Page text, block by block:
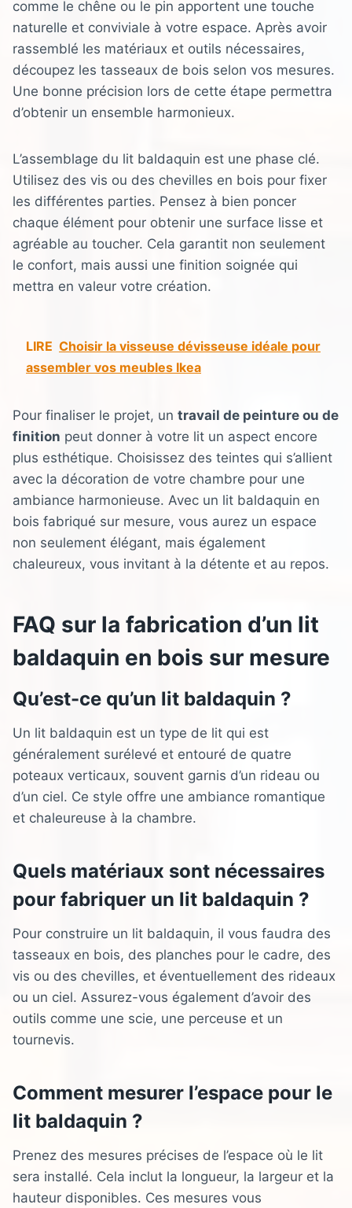
comme le chêne ou le pin apportent une touche
naturelle et conviviale à votre espace. Après avoir
rassemblé les matériaux et outils nécessaires,
découpez les tasseaux de bois selon vos mesures.
Une bonne précision lors de cette étape permettra
d’obtenir un ensemble harmonieux.
L’assemblage du lit baldaquin est une phase clé.
Utilisez des vis ou des chevilles en bois pour fixer
les différentes parties. Pensez à bien poncer
chaque élément pour obtenir une surface lisse et
agréable au toucher. Cela garantit non seulement
le confort, mais aussi une finition soignée qui
mettra en valeur votre création.
LIRE Choisir la visseuse dévisseuse idéale pour
assembler vos meubles Ikea
Pour finaliser le projet, un travail de peinture ou de
finition peut donner à votre lit un aspect encore
plus esthétique. Choisissez des teintes qui s’allient
avec la décoration de votre chambre pour une
ambiance harmonieuse. Avec un lit baldaquin en
bois fabriqué sur mesure, vous aurez un espace
non seulement élégant, mais également
chaleureux, vous invitant à la détente et au repos.
FAQ sur la fabrication d’un lit
baldaquin en bois sur mesure
Qu’est-ce qu’un lit baldaquin ?
Un lit baldaquin est un type de lit qui est
généralement surélevé et entouré de quatre
poteaux verticaux, souvent garnis d’un rideau ou
d’un ciel. Ce style offre une ambiance romantique
et chaleureuse à la chambre.
Quels matériaux sont nécessaires
pour fabriquer un lit baldaquin ?
Pour construire un lit baldaquin, il vous faudra des
tasseaux en bois, des planches pour le cadre, des
vis ou des chevilles, et éventuellement des rideaux
ou un ciel. Assurez-vous également d’avoir des
outils comme une scie, une perceuse et un
tournevis.
Comment mesurer l’espace pour le
lit baldaquin ?
Prenez des mesures précises de l’espace où le lit
sera installé. Cela inclut la longueur, la largeur et la
hauteur disponibles. Ces mesures vous